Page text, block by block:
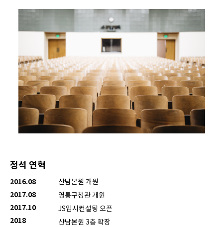
정석 연혁
2016.08
2017.08
2017.10
2018
산남본원 개원
영통구청관 개원
JS입시컨설팅 오픈
산남본원 3층 확장